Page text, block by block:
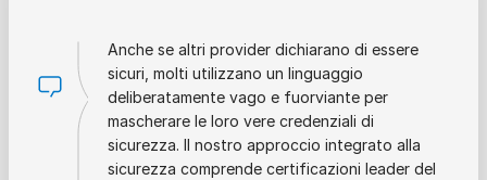
Anche se altri provider dichiarano di essere
sicuri, molti utilizzano un linguaggio
deliberatamente vago e fuorviante per
mascherare le loro vere credenziali di
sicurezza. Il nostro approccio integrato alla
sicurezza comprende certificazioni leader del